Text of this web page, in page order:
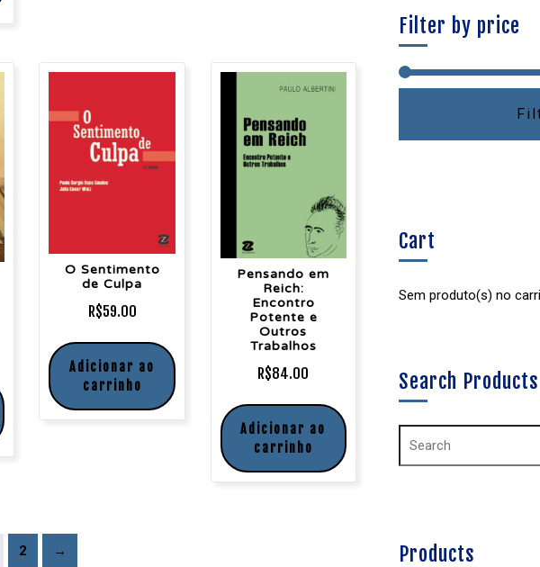
O Sentimento
de Culpa
R$59.00
Adicionar ao
carrinho
Pensando em
Reich:
Encontro
Potente e
Outros
Trabalhos
R$84.00
Adicionar ao
carrinho
2 →
Filter by price
Cart
Sem produto(s) no
Search Products
Products